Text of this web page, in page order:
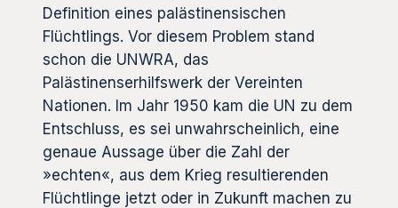
Definition eines palästinensischen
Flüchtlings. Vor diesem Problem stand
schon die UNWRA, das
Palästinenserhilfswerk der Vereinten
Nationen. Im Jahr 1950 kam die UN zu dem
Entschluss, es sei unwahrscheinlich, eine
genaue Aussage über die Zahl der
»echten«, aus dem Krieg resultierenden
Flüchtlinge jetzt oder in Zukunft machen zu